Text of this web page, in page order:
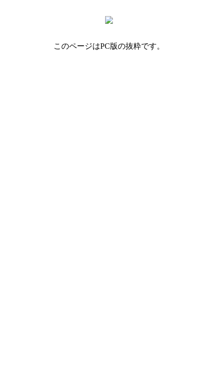
このページはPC版の抜粋です。